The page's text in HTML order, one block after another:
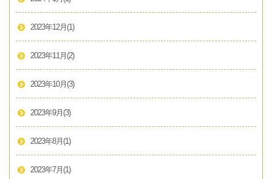
2023年12月 (1)
2023年11月 (2)
2023年10月 (3)
2023年9月 (3)
2023年8月 (1)
2023年7月 (1)